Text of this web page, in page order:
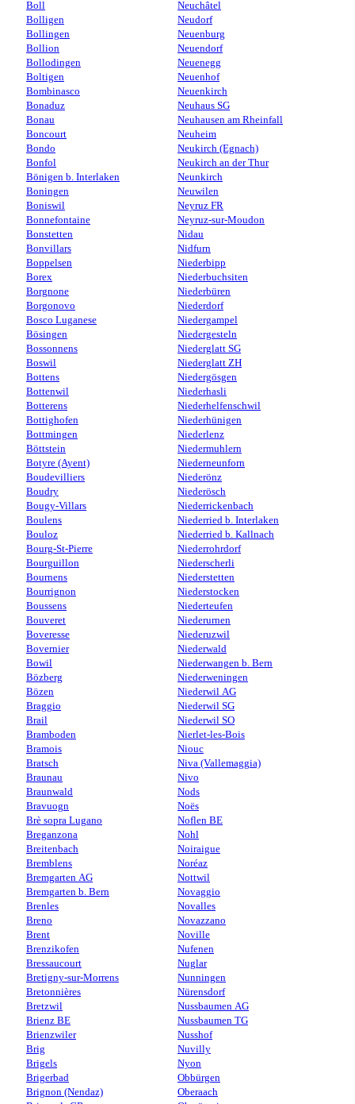
Boll
Bolligen
Bollingen
Bollion
Bollodingen
Boltigen
Bombinasco
Bonaduz
Bonau
Boncourt
Bondo
Bonfol
Bönigen b. Interlaken
Boningen
Boniswil
Bonnefontaine
Bonstetten
Bonvillars
Boppelsen
Borex
Borgnone
Borgonovo
Bosco Luganese
Bösingen
Bossonnens
Boswil
Bottens
Bottenwil
Botterens
Bottighofen
Bottmingen
Böttstein
Botyre (Ayent)
Boudevilliers
Boudry
Bougy-Villars
Boulens
Bouloz
Bourg-St-Pierre
Bourguillon
Bournens
Bourrignon
Boussens
Bouveret
Boveresse
Bovernier
Bowil
Bözberg
Bözen
Braggio
Brail
Bramboden
Bramois
Bratsch
Braunau
Braunwald
Bravuogn
Brè sopra Lugano
Breganzona
Breitenbach
Bremblens
Bremgarten AG
Bremgarten b. Bern
Brenles
Breno
Brent
Brenzikofen
Bressaucourt
Bretigny-sur-Morrens
Bretonnières
Bretzwil
Brienz BE
Brienzwiler
Brig
Brigels
Brigerbad
Brignon (Nendaz)
Neuchâtel
Neudorf
Neuenburg
Neuendorf
Neuenegg
Neuenhof
Neuenkirch
Neuhaus SG
Neuhausen am Rheinfall
Neuheim
Neukirch (Egnach)
Neukirch an der Thur
Neunkirch
Neuwilen
Neyruz FR
Neyruz-sur-Moudon
Nidau
Nidfurn
Niederbipp
Niederbuchsiten
Niederbüren
Niederdorf
Niedergampel
Niedergesteln
Niederglatt SG
Niederglatt ZH
Niedergösgen
Niederhasli
Niederhelfenschwil
Niederhünigen
Niederlenz
Niedermuhlern
Niederneunforn
Niederönz
Niederösch
Niederrickenbach
Niederried b. Interlaken
Niederried b. Kallnach
Niederrohrdorf
Niederscherli
Niederstetten
Niederstocken
Niederteufen
Niederurnen
Niederuzwil
Niederwald
Niederwangen b. Bern
Niederweningen
Niederwil AG
Niederwil SG
Niederwil SO
Nierlet-les-Bois
Niouc
Niva (Vallemaggia)
Nivo
Nods
Noës
Noflen BE
Nohl
Noiraigue
Noréaz
Nottwil
Novaggio
Novalles
Novazzano
Noville
Nufenen
Nuglar
Nunningen
Nürensdorf
Nussbaumen AG
Nussbaumen TG
Nusshof
Nuvilly
Nyon
Obbürgen
Oberaach